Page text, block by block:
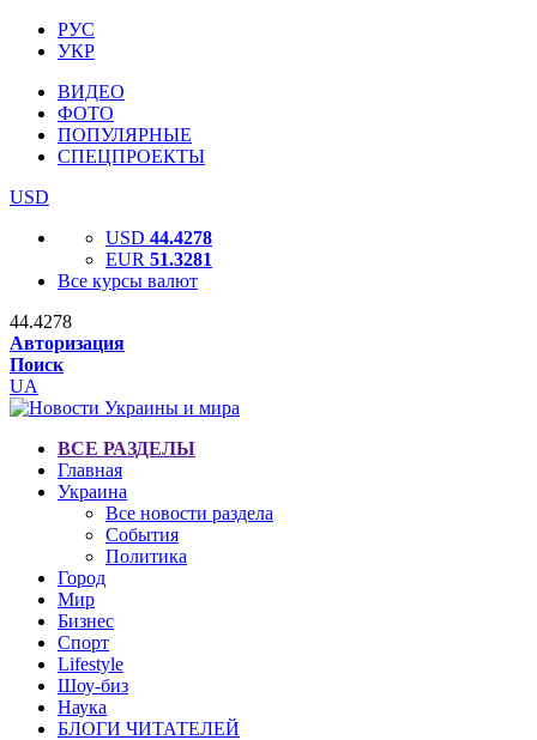
РУС
УКР
ВИДЕО
ФОТО
ПОПУЛЯРНЫЕ
СПЕЦПРОЕКТЫ
USD
USD 44.4278
EUR 51.3281
Все курсы валют
44.4278
Авторизация
Поиск
UA
ВСЕ РАЗДЕЛЫ
Главная
Украина
Все новости раздела
События
Политика
Город
Мир
Бизнес
Спорт
Lifestyle
Шоу-биз
Наука
БЛОГИ ЧИТАТЕЛЕЙ